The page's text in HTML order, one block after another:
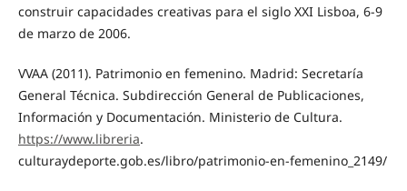
construir capacidades creativas para el siglo XXI Lisboa, 6-9
de marzo de 2006.
VVAA (2011). Patrimonio en femenino. Madrid: Secretaría
General Técnica. Subdirección General de Publicaciones,
Información y Documentación. Ministerio de Cultura.
https://www.libreria.
culturaydeporte.gob.es/libro/patrimonio-en-femenino_2149/